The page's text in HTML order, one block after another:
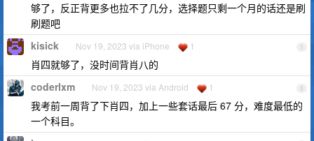
够了，反正背更多也拉不了几分，选择题只剩一个月的话还是刷
刷题吧
5
kisick Nov 19, 2023 via iPhone 1
肖四就够了，没时间背肖八的
6
coderlxm Nov 19, 2023 via Android 1
我考前一周背了下肖四，加上一些套话最后 67 分，难度最低的
一个科目。